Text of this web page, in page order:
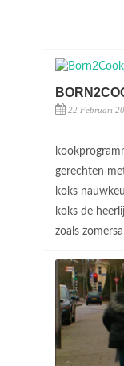
22 Februari
gerechten
koks
koks de
zoals